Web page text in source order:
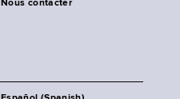
Nous contacter